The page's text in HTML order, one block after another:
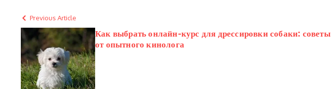
Previous Article
Как выбрать онлайн-курс для дрессировки собаки: советы
от опытного кинолога